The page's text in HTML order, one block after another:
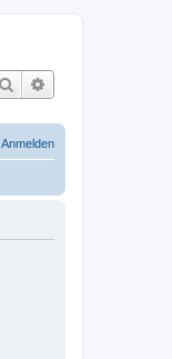
Suche
Anmelden